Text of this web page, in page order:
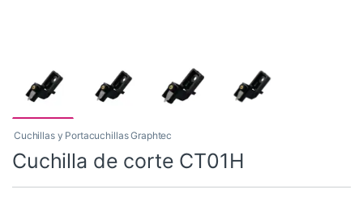
Cuchillas y Portacuchillas Graphtec
Cuchilla de corte CT01H